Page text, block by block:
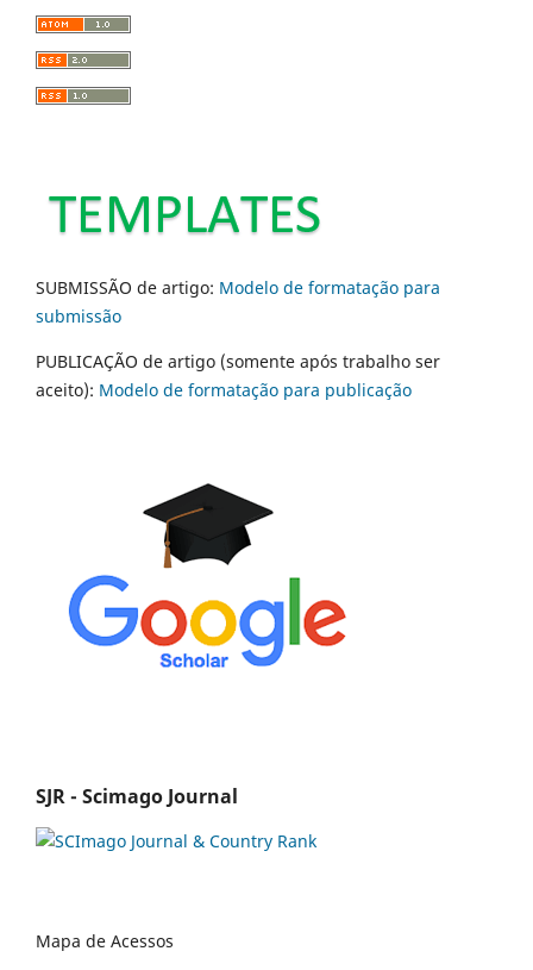
SUBMISSÃO de artigo: Modelo de formatação para
submissão
PUBLICAÇÃO de artigo (somente após trabalho ser
aceito): Modelo de formatação para publicação
SJR - Scimago Journal
Mapa de Acessos